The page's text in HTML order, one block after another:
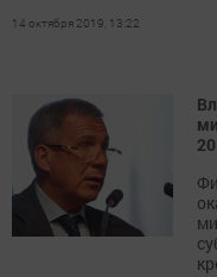
14 октября 2019, 13:22